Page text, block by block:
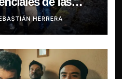
HERRERA